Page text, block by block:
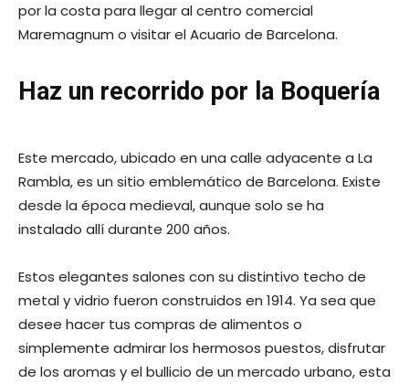
por la costa para llegar al centro comercial
Maremagnum o visitar el Acuario de Barcelona.
Haz un recorrido por la Boquería
Este mercado, ubicado en una calle adyacente a La
Rambla, es un sitio emblemático de Barcelona. Existe
desde la época medieval, aunque solo se ha
instalado allí durante 200 años.
Estos elegantes salones con su distintivo techo de
metal y vidrio fueron construidos en 1914. Ya sea que
desee hacer tus compras de alimentos o
simplemente admirar los hermosos puestos, disfrutar
de los aromas y el bullicio de un mercado urbano, esta